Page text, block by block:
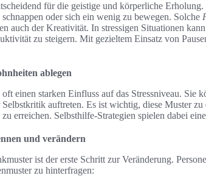
für die geistige und körperliche
oder sich ein wenig zu bewegen. Solche
auch der Kreativität. In stressigen Situationen
zu steigern. Mit gezieltem Einsatz von
ablegen
einen starken Einfluss auf das Stressniveau. Sie
auftreten. Es ist wichtig, diese Muster
erreichen. Selbsthilfe-Strategien spielen dabei
und verändern
ist der erste Schritt zur Veränderung.
zu hinterfragen: